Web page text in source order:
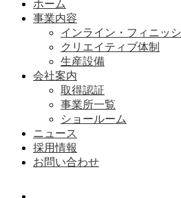
ホーム
事業内容
インライン・フィニッ
クリエイティブ体制
生産設備
会社案内
取得認証
事業所一覧
ショールーム
ニュース
採用情報
お問い合わせ